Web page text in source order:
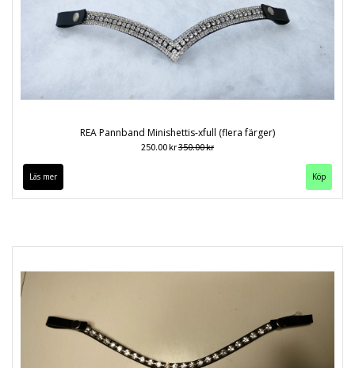
REA Pannband Minishettis-xfull (flera färger)
250.00 kr350.00 kr
Läs mer Köp